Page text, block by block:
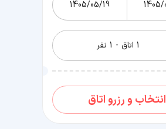
انتخاب و رزرو اتاق